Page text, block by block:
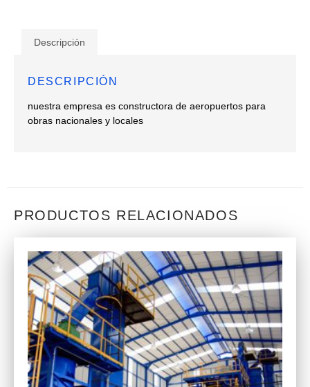
Descripción
DESCRIPCIÓN
nuestra empresa es constructora de aeropuertos para
obras nacionales y locales
PRODUCTOS RELACIONADOS